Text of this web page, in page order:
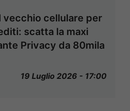
vecchio cellulare per
scatta la maxi
Privacy da 80mila
19 Luglio 2026 - 17:00